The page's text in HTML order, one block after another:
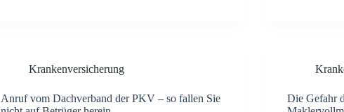
Krankenversicherung
Anruf vom Dachverband der PKV – so fallen Sie
Die Gefahr